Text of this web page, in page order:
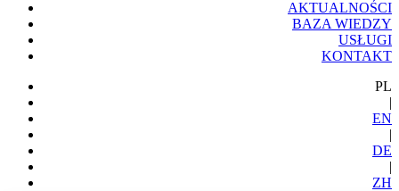
AKTUALNOŚCI
BAZA WIEDZY
USŁUGI
KONTAKT
PL
|
EN
|
DE
|
ZH